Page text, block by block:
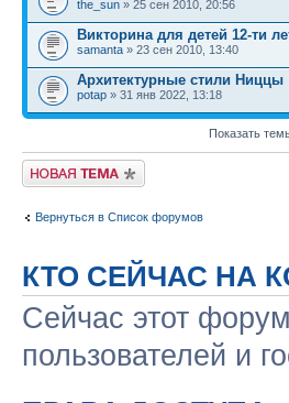
the_sun » 25 сен 2010, 20:56
Викторина для детей 12-ти
samanta » 23 сен 2010, 13:40
Архитектурные стили Ниццы
potap » 31 янв 2022, 13:18
Показать
Новая тема
Вернуться в Список форумов
КТО СЕЙЧАС НА
Сейчас этот
пользователей и